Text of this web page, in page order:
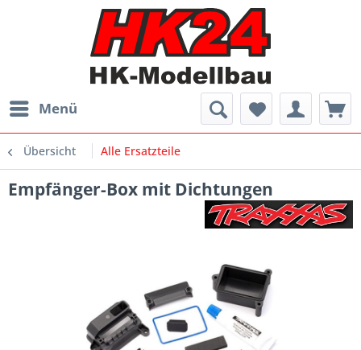
Menü
Übersicht Alle Ersatzteile
Empfänger-Box mit Dichtungen